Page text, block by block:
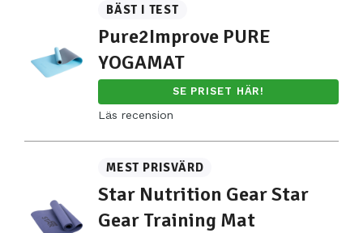
BÄST I TEST
Pure2Improve PURE
YOGAMAT
SE PRISET HÄR!
Läs recension
MEST PRISVÄRD
Star Nutrition Gear Star
Gear Training Mat